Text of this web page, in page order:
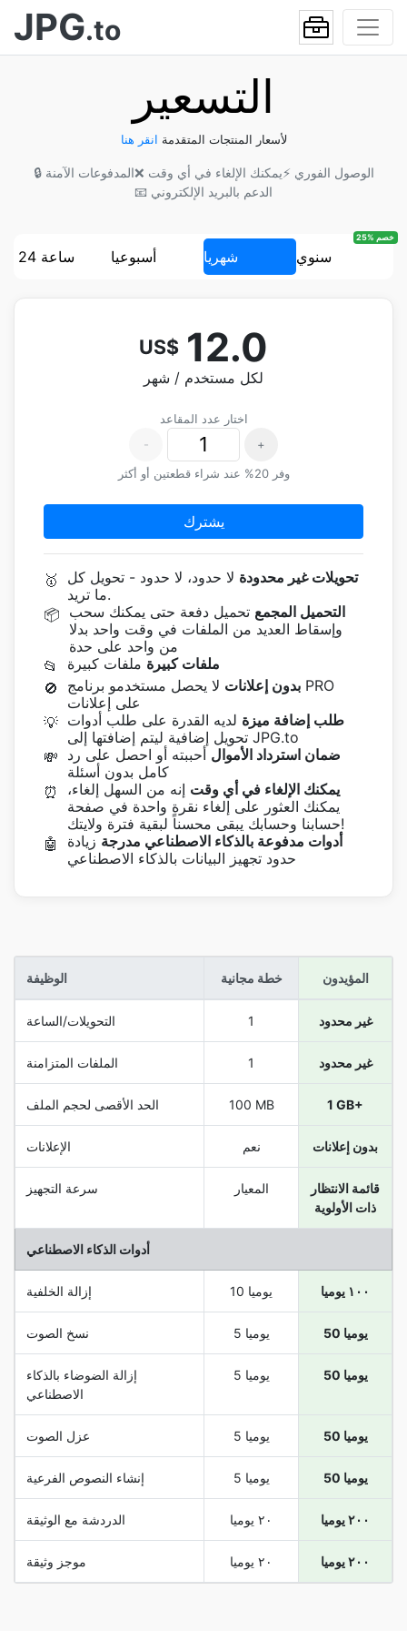
JPG.to
التسعير
لأسعار المنتجات المتقدمة انقر هنا
🔒 المدفوعات الآمنة ❌ يمكنك الإلغاء في أي وقت
⚡ الوصول الفوري
📧 الدعم بالبريد الإلكتروني
24 ساعة أسبوعيا شهريا سنوي
25% خصم
US$ 12.0
لكل مستخدم / شهر
اختار عدد المقاعد
-
+
وفر 20% عند شراء قطعتين أو أكثر
يشترك
🥇 تحويلات غير محدودة ﻻ حدود، ﻻ حدود - تحويل كل
ما تريد.
📦
التحميل المجمع تحميل دفعة حتى يمكنك سحب
وإسقاط العديد من الملفات في وقت واحد بدلا
من واحد على حدة
📂
ملفات كبيرة ملفات كبيرة
🚫
بدون إعلانات لا يحصل مستخدمو برنامج PRO
على إعلانات
💡
طلب إضافة ميزة لديه القدرة على طلب أدوات
تحويل إضافية ليتم إضافتها إلى JPG.to
💸
ضمان استرداد الأموال أحببته أو احصل على رد
كامل بدون أسئلة
⏰
يمكنك الإلغاء في أي وقت إنه من السهل إلغاء،
يمكنك العثور على إلغاء نقرة واحدة في صفحة
حسابنا وحسابك يبقى محسناً لبقية فترة ولايتك!
🤖
أدوات مدفوعة بالذكاء الاصطناعي مدرجة زيادة
حدود تجهيز البيانات بالذكاء الاصطناعي
الوظيفة خطة مجانية المؤيدون
التحويلات/الساعة 1 غير محدود
الملفات المتزامنة 1 غير محدود
الحد الأقصى لحجم الملف 100 MB 1 GB+
الإعلانات نعم بدون إعلانات
سرعة التجهيز المعيار
قائمة الانتظار
ذات الأولوية
أدوات الذكاء الاصطناعي
إزالة الخلفية 10 يوميا ١٠٠ يوميا
نسخ الصوت 5 يوميا 50 يوميا
إزالة الضوضاء بالذكاء
الاصطناعي
5 يوميا 50 يوميا
عزل الصوت 5 يوميا 50 يوميا
إنشاء النصوص الفرعية 5 يوميا 50 يوميا
الدردشة مع الوثيقة ٢٠ يوميا ٢٠٠ يوميا
موجز وثيقة ٢٠ يوميا ٢٠٠ يوميا